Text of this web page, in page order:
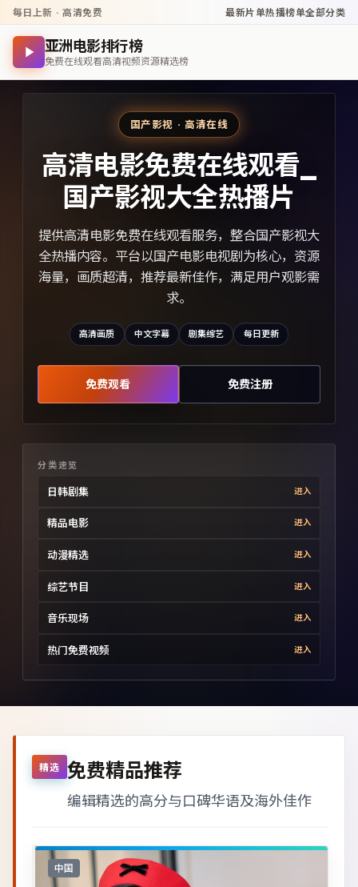
每日上新 · 高清免费 最新片单热播榜单全部分类
亚洲电影排行榜
免费在线观看高清视频资源精选榜
国产影视 · 高清在线
高清电影免费在线观看_
国产影视大全热播片
提供高清电影免费在线观看服务，整合国产影视大
全热播内容。平台以国产电影电视剧为核心，资源
海量，画质超清，推荐最新佳作，满足用户观影需
求。
高清画质 中文字幕 剧集综艺 每日更新
免费观看 免费注册
分类速览
日韩剧集 进入
精品电影 进入
动漫精选 进入
综艺节目 进入
音乐现场 进入
热门免费视频 进入
精选 免费精品推荐
编辑精选的高分与口碑华语及海外佳作
中国